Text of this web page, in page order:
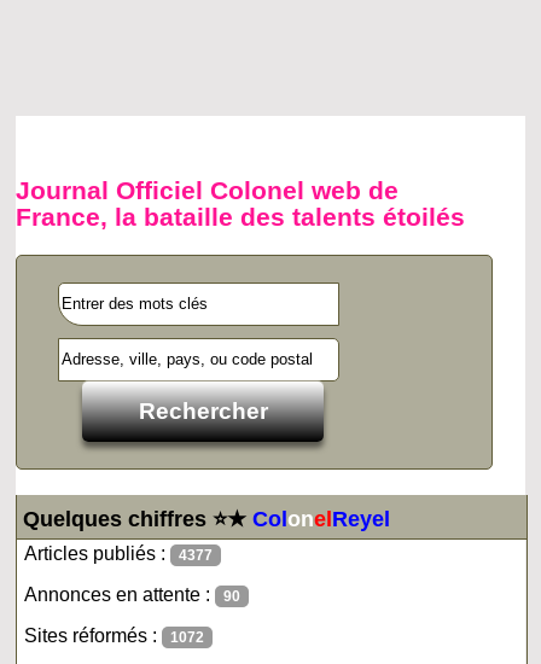
Journal Officiel Colonel web de
France, la bataille des talents étoilés
Quelques chiffres ⭐★ColonelReyel
Articles publiés : 4377
Annonces en attente : 90
Sites réformés : 1072